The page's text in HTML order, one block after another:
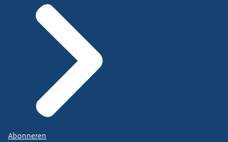
Abonneren